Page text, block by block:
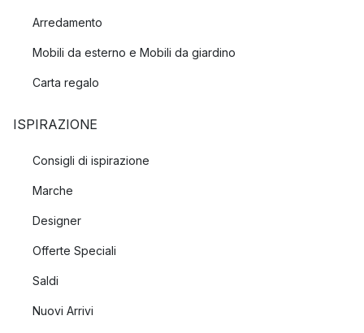
Arredamento
Mobili da esterno e Mobili da giardino
Carta regalo
ISPIRAZIONE
Consigli di ispirazione
Marche
Designer
Offerte Speciali
Saldi
Nuovi Arrivi